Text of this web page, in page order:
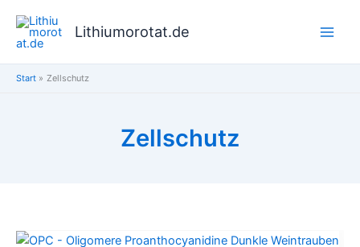
Inhalt
springen
Lithiumorotat.de
Start Zellschutz
Zellschutz
OPC